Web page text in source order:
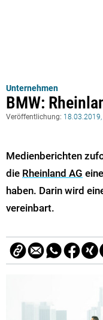
Unternehmen
BMW:
Veröffentlichung:
Medienberichten
die Rheinland AG
haben. Darin wird
vereinbart.